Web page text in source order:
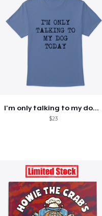
I'm only talking to my dog today
$23